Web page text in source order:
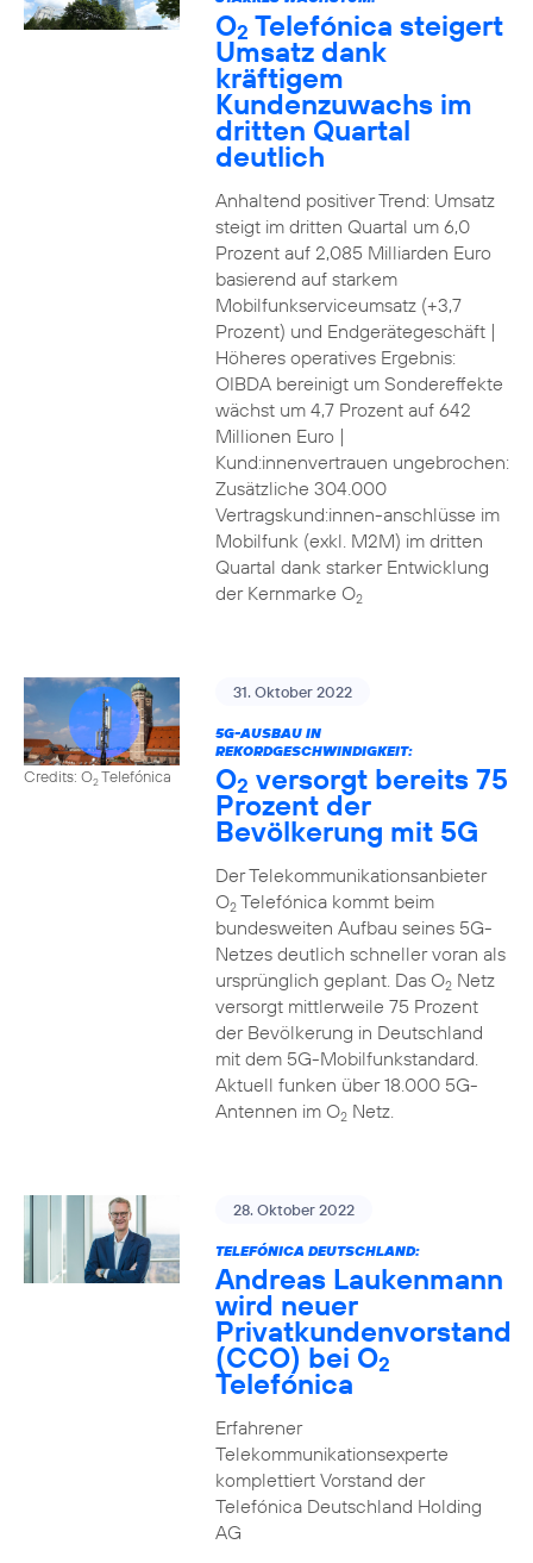
O2 Telefónica steigert
Umsatz dank
kräftigem
Kundenzuwachs im
dritten Quartal
deutlich
Anhaltend positiver Trend: Umsatz
steigt im dritten Quartal um 6,0
Prozent auf 2,085 Milliarden Euro
basierend auf starkem
Mobilfunkserviceumsatz (+3,7
Prozent) und Endgerätegeschäft |
Höheres operatives Ergebnis:
OIBDA bereinigt um Sondereffekte
wächst um 4,7 Prozent auf 642
Millionen Euro |
Kund:innenvertrauen ungebrochen:
Zusätzliche 304.000
Vertragskund:innen-anschlüsse im
Mobilfunk (exkl. M2M) im dritten
Quartal dank starker Entwicklung
der Kernmarke O2
Credits: O2Telefónica
31. Oktober 2022
5G-AUSBAU IN
REKORDGESCHWINDIGKEIT:
O2 versorgt bereits 75
Prozent der
Bevölkerung mit 5G
Der Telekommunikationsanbieter
O2Telefónica kommt beim
bundesweiten Aufbau seines 5G-
Netzes deutlich schneller voran als
ursprünglich geplant. Das O2Netz
versorgt mittlerweile 75 Prozent
der Bevölkerung in Deutschland
mit dem 5G-Mobilfunkstandard.
Aktuell funken über 18.000 5G-
Antennen im O2Netz.
28. Oktober 2022
TELEFÓNICA DEUTSCHLAND:
Andreas Laukenmann
wird neuer
Privatkundenvorstand
(CCO) bei O2
Telefónica
Erfahrener
Telekommunikationsexperte
komplettiert Vorstand der
Telefónica Deutschland Holding
AG